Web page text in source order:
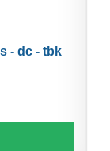
- dc - tbk